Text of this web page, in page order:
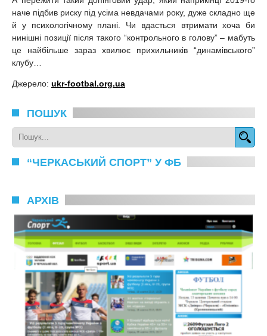
наче підбив риску під усіма невдачами року, дуже складно ще
й у психологічному плані. Чи вдасться втримати хоча би
нинішні позиції після такого “контрольного в голову” – мабуть
це найбільше зараз хвилює прихильників “динамівського”
клубу…
Джерело: ukr-footbal.org.ua
ПОШУК
“ЧЕРКАСЬКИЙ СПОРТ” У ФБ
АРХІВ